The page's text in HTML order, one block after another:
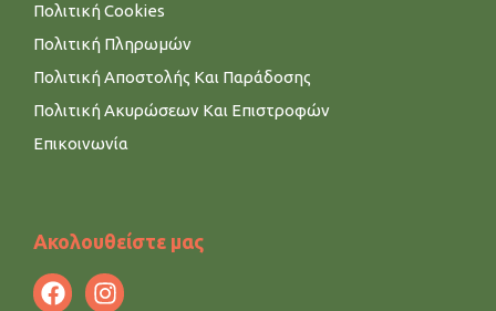
Πολιτική Cookies
Πολιτική Πληρωμών
Πολιτική Αποστολής Και Παράδοσης
Πολιτική Ακυρώσεων Και Επιστροφών
Επικοινωνία
Ακολουθείστε μας